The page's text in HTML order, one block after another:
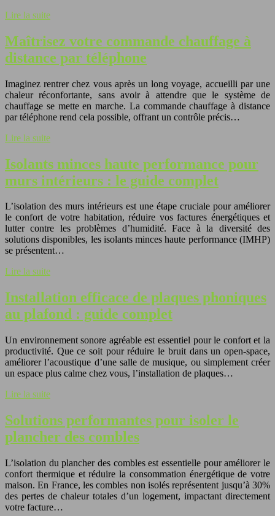
Lire la suite
Maîtrisez votre commande chauffage à
distance par téléphone
Imaginez rentrer chez vous après un long voyage, accueilli par une
chaleur réconfortante, sans avoir à attendre que le système de
chauffage se mette en marche. La commande chauffage à distance
par téléphone rend cela possible, offrant un contrôle précis…
Lire la suite
Isolants minces haute performance pour
murs intérieurs : le guide complet
L’isolation des murs intérieurs est une étape cruciale pour améliorer
le confort de votre habitation, réduire vos factures énergétiques et
lutter contre les problèmes d’humidité. Face à la diversité des
solutions disponibles, les isolants minces haute performance (IMHP)
se présentent…
Lire la suite
Installation efficace de plaques phoniques
au plafond : guide complet
Un environnement sonore agréable est essentiel pour le confort et la
productivité. Que ce soit pour réduire le bruit dans un open-space,
améliorer l’acoustique d’une salle de musique, ou simplement créer
un espace plus calme chez vous, l’installation de plaques…
Lire la suite
Solutions performantes pour isoler le
plancher des combles
L’isolation du plancher des combles est essentielle pour améliorer le
confort thermique et réduire la consommation énergétique de votre
maison. En France, les combles non isolés représentent jusqu’à 30%
des pertes de chaleur totales d’un logement, impactant directement
votre facture…